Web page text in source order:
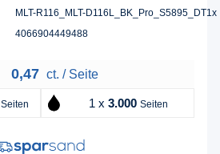
MLT-R116_MLT-D116L_BK_Pro_S5895_DT1x
4066904449488
0,47 ct. / Seite
Seiten 1 x 3.000 Seiten